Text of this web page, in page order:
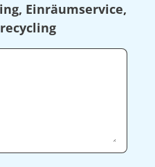
Einräumservice,